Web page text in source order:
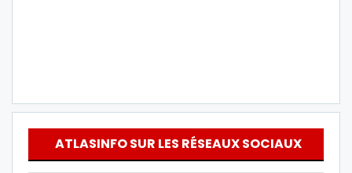
ATLASINFO SUR LES RÉSEAUX SOCIAUX